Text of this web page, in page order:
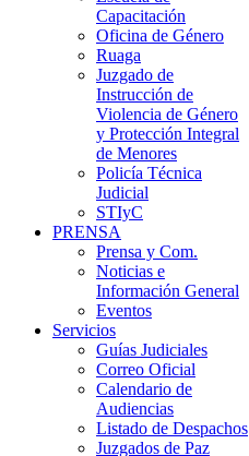
Capacitación
Oficina de Género
Ruaga
Juzgado de
Instrucción de
Violencia de Género
y Protección Integral
de Menores
Policía Técnica
Judicial
STIyC
PRENSA
Prensa y Com.
Noticias e
Información General
Eventos
Servicios
Guías Judiciales
Correo Oficial
Calendario de
Audiencias
Listado de Despachos
Juzgados de Paz